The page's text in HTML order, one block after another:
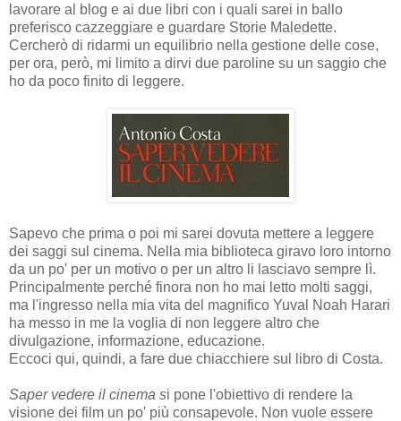
lavorare al blog e ai due libri con i quali sarei in ballo
preferisco cazzeggiare e guardare Storie Maledette.
Cercherò di ridarmi un equilibrio nella gestione delle cose,
per ora, però, mi limito a dirvi due paroline su un saggio che
ho da poco finito di leggere.
Sapevo che prima o poi mi sarei dovuta mettere a leggere
dei saggi sul cinema. Nella mia biblioteca giravo loro intorno
da un po' per un motivo o per un altro li lasciavo sempre lì.
Principalmente perché finora non ho mai letto molti saggi,
ma l'ingresso nella mia vita del magnifico Yuval Noah Harari
ha messo in me la voglia di non leggere altro che
divulgazione, informazione, educazione.
Eccoci qui, quindi, a fare due chiacchiere sul libro di Costa.
Saper vedere il cinema si pone l'obiettivo di rendere la
visione dei film un po' più consapevole. Non vuole essere